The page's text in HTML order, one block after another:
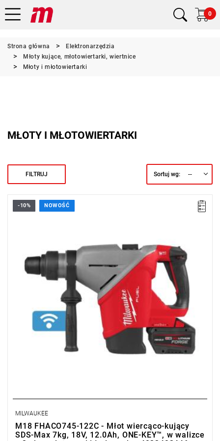
0
Strona główna
Elektronarzędzia
Młoty kujące, młotowiertarki, wiertnice
Młoty i młotowiertarki
MŁOTY I MŁOTOWIERTARKI
FILTRUJ Sortuj wg: --
Kup produkt objęty promocją MILWAUKEE® Redemption Classic,
-10% NOWOŚĆ
MILWAUKEE
M18 FHACO745-122C - Młot wiercąco-kujący
SDS-Max 7kg, 18V, 12.0Ah, ONE-KEY™, w walizce